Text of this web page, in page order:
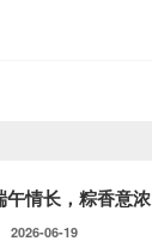
午情长，粽香意浓
2026-06-19